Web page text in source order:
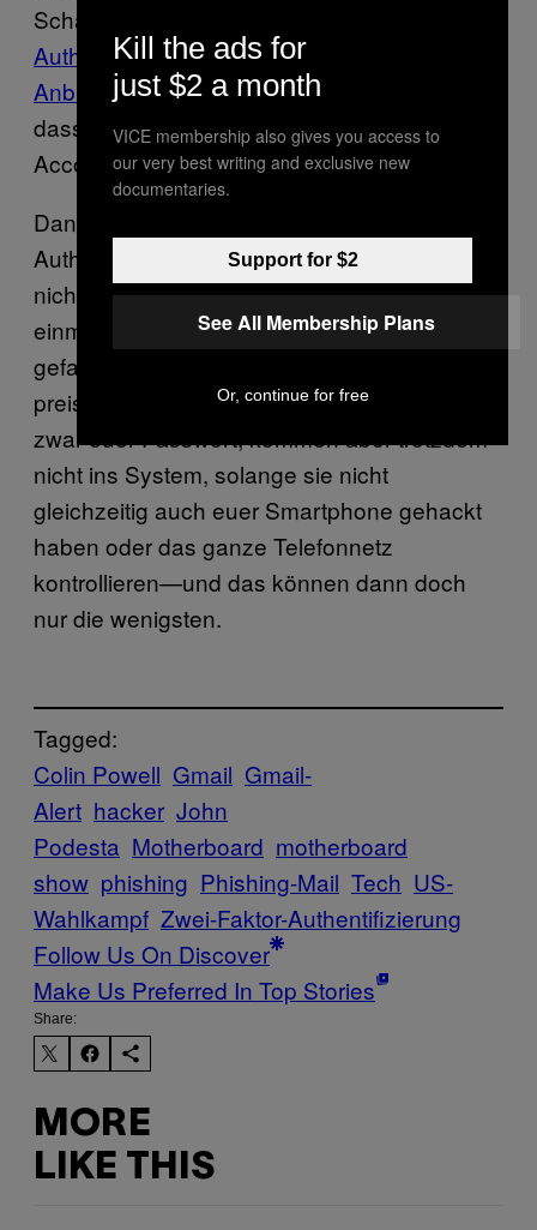
Schaltet einfach die
Authentifizierung bei Gmail oder dem
Anbieter eures Vertrauensein und tut
dasselbe auf all euren Social Media
Accounts.
Dank der Zwei-Faktor- oder Zwei-Schritt-
Authentifizierung können Hacker selbst dann
nicht in euren Account gelangen, wenn ihr
einmal auf einen gefälschten Link herein
gefallen seid und euer Passwort
preisgegeben habt. Die Hacker haben dann
zwar euer Passwort, kommen aber trotzdem
nicht ins System, solange sie nicht
gleichzeitig auch euer Smartphone gehackt
haben oder das ganze Telefonnetz
kontrollieren—und das können dann doch
nur die wenigsten.
Tagged:
Colin Powell Gmail Gmail-
Alert hacker John
Podesta Motherboard motherboard
show phishing Phishing-Mail Tech US-
Wahlkampf Zwei-Faktor-Authentifizierung
Follow Us On Discover
Make Us Preferred In Top Stories
Share:
MORE
LIKE THIS
Kill the ads for
just $2 a month
VICE membership also gives you access to
our very best writing and exclusive new
documentaries.
Support for $2
See All Membership Plans
Or, continue for free